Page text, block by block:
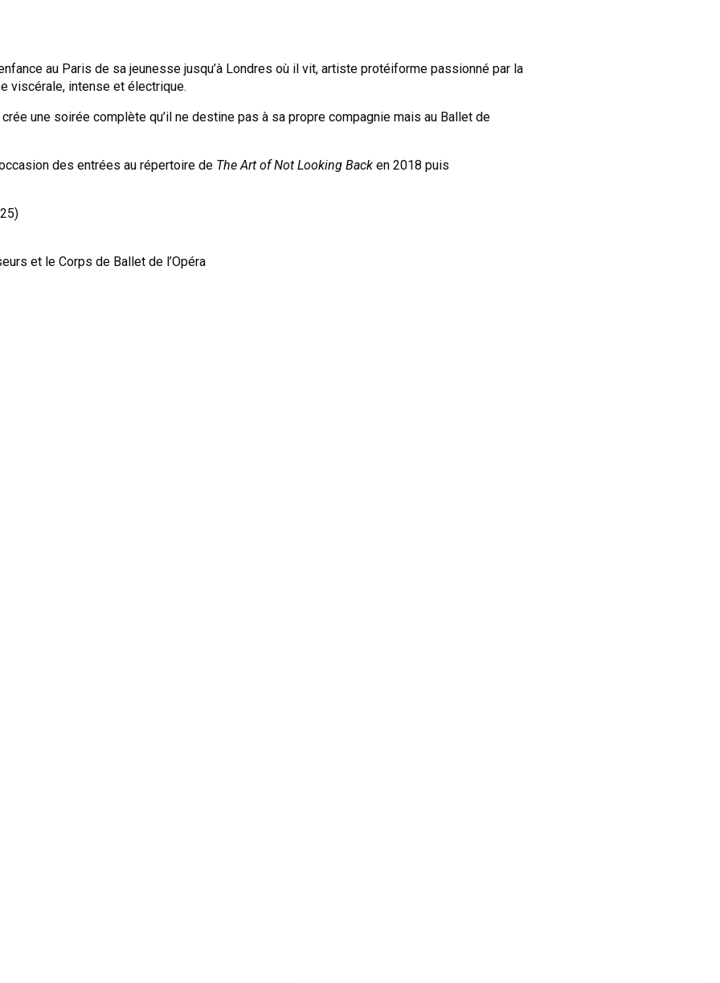
au Paris de sa jeunesse jusqu’à Londres où il vit, artiste protéiforme passionné par la
viscérale, intense et électrique.
une soirée complète qu’il ne destine pas à sa propre compagnie mais au Ballet de
des entrées au répertoire de The Art of Not Looking Back en 2018 puis
et le Corps de Ballet de l’Opéra